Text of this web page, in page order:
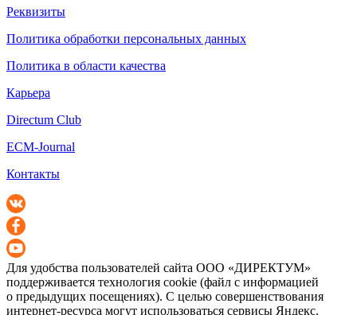
Реквизиты
Политика обработки персональных данных
Политика в области качества
Карьера
Directum Club
ECM-Journal
Контакты
Для удобства пользователей сайта ООО «ДИРЕКТУМ»
поддерживается технология cookie (файл с информацией
о предыдущих посещениях). С целью совершенствования
интернет-ресурса могут использоваться сервисы Яндекс.